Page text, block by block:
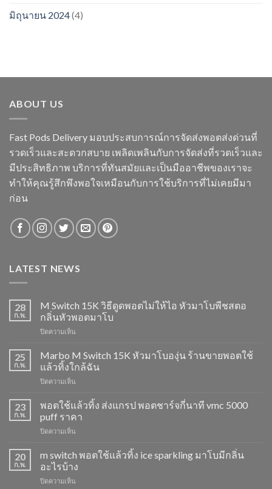
มิถุนายน 2024(4)
ABOUT US
Fast Pods Delivery มอบประสบการณ์การจัดส่งพอตส่งด่วนที่
รวดเร็วและสะดวกสบาย เพลิดเพลินกับการจัดส่งที่รวดเร็วและ
มีประสิทธิภาพ บริการที่ทันสมัยและเป็นมืออาชีพของเราจะ
ทำให้คุณรู้สึกพึงพอใจเหมือนกับการใช้บริการที่ไม่เคยมีมา
ก่อน
LATEST NEWS
28
ก.พ.
M Switch 15K วิธีดูดพอตไม่ให้ไอ หัวมาโบพีชสตอ
กลิ่นหัวพอตมาโบ
ปิดความเห็น
Switch
15K
วิธี
ดูด
ไม่
ให้
หัว
โบ
พีช
25
ก.พ.
Marbo M Switch 15K หัวมาโบองุ่น ร้านขายพอตใช้
แล้วทิ้งใกล้ฉัน
ปิดความเห็น
M
15K
หัว
โบ
องุ่น
ขาย
23
ก.พ.
พอตใช้แล้วทิ้ง ส่งแกรป พอตชาร์จกี่นาที vmc 5000
puff ราคา
ปิดความเห็น
ทิ้ง
ส่ง
20
ก.พ.
m switch พอตใช้แล้วทิ้ง ice sparkling มาโบมีกลิ่น
อะไรบ้าง
ปิดความเห็น